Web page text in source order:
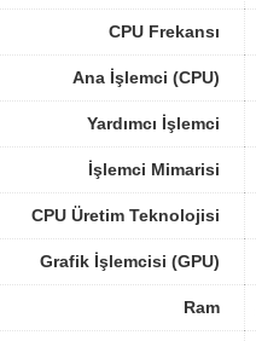
CPU Frekansı
Ana İşlemci (CPU)
Yardımcı İşlemci
İşlemci Mimarisi
CPU Üretim Teknolojisi
Grafik İşlemcisi (GPU)
Ram